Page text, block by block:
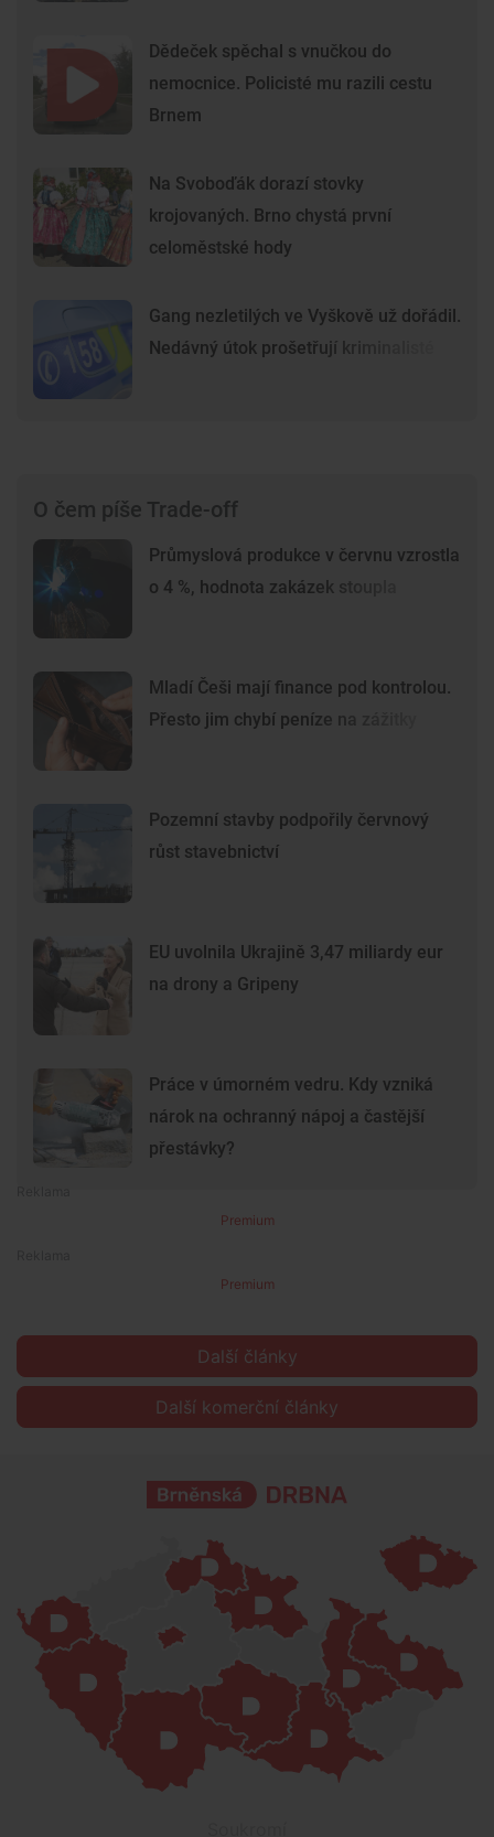
Dědeček spěchal s vnučkou do
nemocnice. Policisté mu razili cestu
Brnem
Na Svoboďák dorazí stovky
krojovaných. Brno chystá první
celoměstské hody
Gang nezletilých ve Vyškově už dořádil.
Nedávný útok prošetřují kriminalisté
O čem píše Trade-off
Průmyslová produkce v červnu vzrostla
o 4 %, hodnota zakázek stoupla
Mladí Češi mají finance pod kontrolou.
Přesto jim chybí peníze na zážitky
Pozemní stavby podpořily červnový
růst stavebnictví
EU uvolnila Ukrajině 3,47 miliardy eur
na drony a Gripeny
Práce v úmorném vedru. Kdy vzniká
nárok na ochranný nápoj a častější
přestávky?
Premium
Premium
Další články
Další komerční články